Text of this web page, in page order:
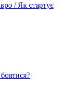
/ Як стартує